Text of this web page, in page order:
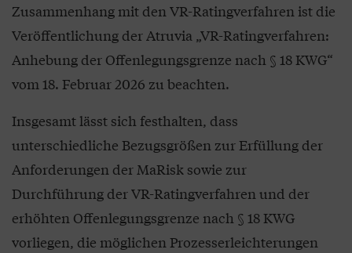
Zusammenhang mit den VR-Ratingverfahren ist die
Veröffentlichung der Atruvia „VR-Ratingverfahren:
Anhebung der Offenlegungsgrenze nach § 18 KWG“
vom 18. Februar 2026 zu beachten.
Insgesamt lässt sich festhalten, dass
unterschiedliche Bezugsgrößen zur Erfüllung der
Anforderungen der MaRisk sowie zur
Durchführung der VR-Ratingverfahren und der
erhöhten Offenlegungsgrenze nach § 18 KWG
vorliegen, die möglichen Prozesserleichterungen